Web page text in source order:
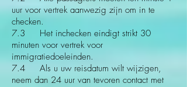
uur voor vertrek aanwezig zijn om in te
checken.
7.3 Het inchecken eindigt strikt 30
minuten voor vertrek voor
immigratiedoeleinden.
7.4 Als u uw reisdatum wilt wijzigen,
neem dan 24 uur van tevoren contact met